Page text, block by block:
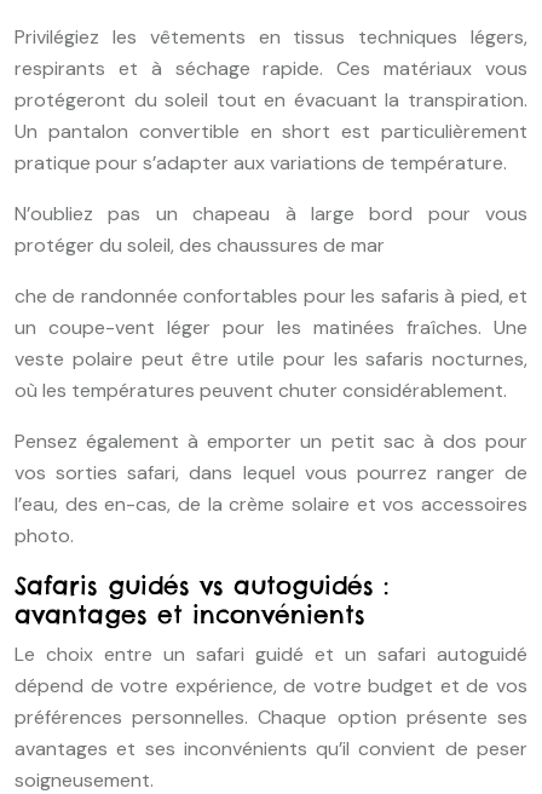
Privilégiez les vêtements en tissus techniques légers,
respirants et à séchage rapide. Ces matériaux vous
protégeront du soleil tout en évacuant la transpiration.
Un pantalon convertible en short est particulièrement
pratique pour s’adapter aux variations de température.
N’oubliez pas un chapeau à large bord pour vous
protéger du soleil, des chaussures de mar
che de randonnée confortables pour les safaris à pied, et
un coupe-vent léger pour les matinées fraîches. Une
veste polaire peut être utile pour les safaris nocturnes,
où les températures peuvent chuter considérablement.
Pensez également à emporter un petit sac à dos pour
vos sorties safari, dans lequel vous pourrez ranger de
l’eau, des en-cas, de la crème solaire et vos accessoires
photo.
Safaris guidés vs autoguidés :
avantages et inconvénients
Le choix entre un safari guidé et un safari autoguidé
dépend de votre expérience, de votre budget et de vos
préférences personnelles. Chaque option présente ses
avantages et ses inconvénients qu’il convient de peser
soigneusement.